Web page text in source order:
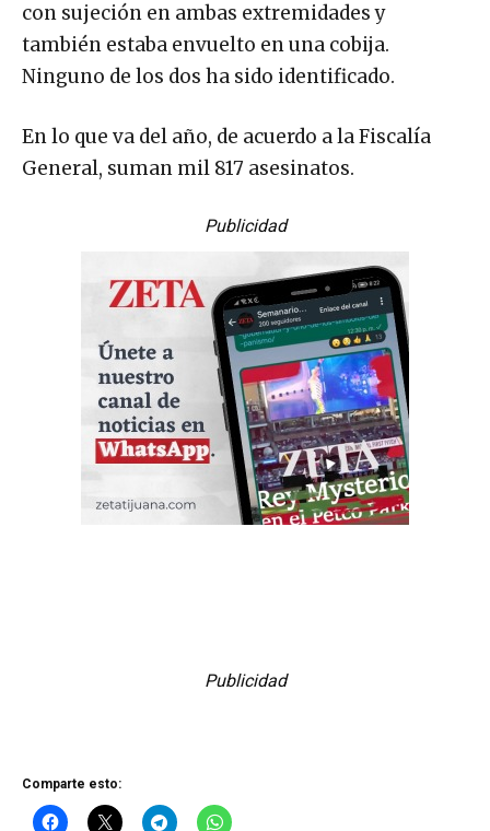
con sujeción en ambas extremidades y
también estaba envuelto en una cobija.
Ninguno de los dos ha sido identificado.
En lo que va del año, de acuerdo a la Fiscalía
General, suman mil 817 asesinatos.
Publicidad
Publicidad
Comparte esto: